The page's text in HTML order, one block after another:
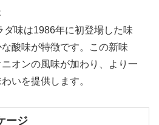
ダ味は1986年に初登場した味
酸味が特徴です。この新味
オンの風味が加わり、より一
いを提供します。
ージ